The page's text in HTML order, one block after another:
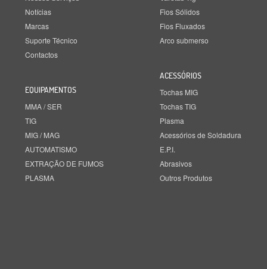
Notícias
Marcas
Suporte Técnico
Contactos
EQUIPAMENTOS
MMA / SER
TIG
MIG / MAG
AUTOMATISMO
EXTRAÇÃO DE FUMOS
PLASMA
Fios Sólidos
Fios Fluxados
Arco submerso
ACESSÓRIOS
Tochas MIG
Tochas TIG
Plasma
Acessórios de Soldadura
E.P.I.
Abrasivos
Outros Produtos